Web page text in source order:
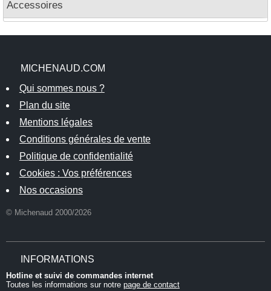
Accessoires
MICHENAUD.COM
Qui sommes nous ?
Plan du site
Mentions légales
Conditions générales de vente
Politique de confidentialité
Cookies : Vos préférences
Nos occasions
© Michenaud 2000/2026
INFORMATIONS
Hotline et suivi de commandes internet
Toutes les informations sur notre page de contact